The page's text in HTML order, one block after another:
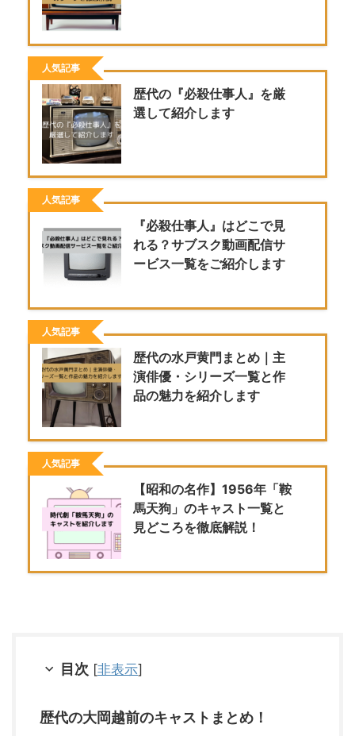
人気記事
歴代の『必殺仕事人』を厳
選して紹介します
人気記事
『必殺仕事人』はどこで見
れる？サブスク動画配信サ
ービス一覧をご紹介します
人気記事
歴代の水戸黄門まとめ｜主
演俳優・シリーズ一覧と作
品の魅力を紹介します
人気記事
【昭和の名作】1956年「鞍
馬天狗」のキャスト一覧と
見どころを徹底解説！
目次 [非表示]
歴代の大岡越前のキャストまとめ！